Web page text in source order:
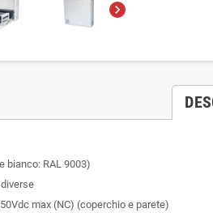
chevron_right
bianco: RAL 9003)
max (NC) (coperchio e parete)